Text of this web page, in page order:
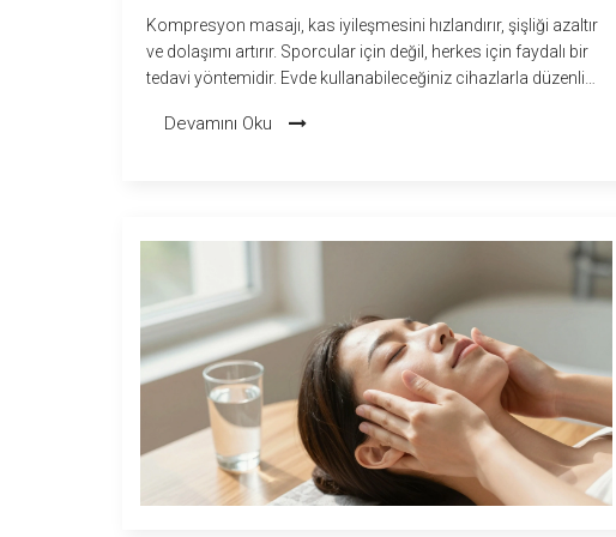
Kompresyon masajı, kas iyileşmesini hızlandırır, şişliği azaltır
ve dolaşımı artırır. Sporcular için değil, herkes için faydalı bir
tedavi yöntemidir. Evde kullanabileceğiniz cihazlarla düzenli
Devamını Oku